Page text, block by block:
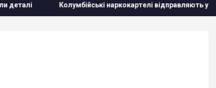
Колумбійські наркокартелі відправляють у ЗСУ